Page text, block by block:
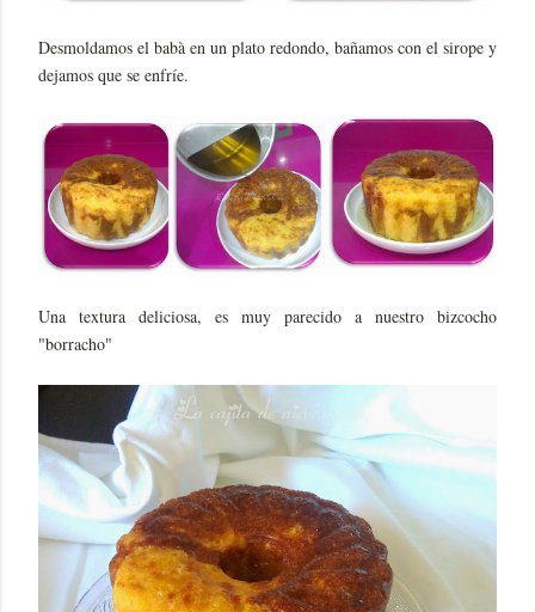
Desmoldamos el babà en un plato redondo, bañamos con el sirope y
dejamos que se enfríe.
Una textura deliciosa, es muy parecido a nuestro bizcocho
"borracho"